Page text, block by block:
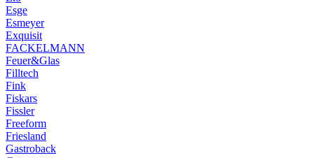
Esge
Esmeyer
Exquisit
FACKELMANN
Feuer&Glas
Filltech
Fink
Fiskars
Fissler
Freeform
Friesland
Gastroback